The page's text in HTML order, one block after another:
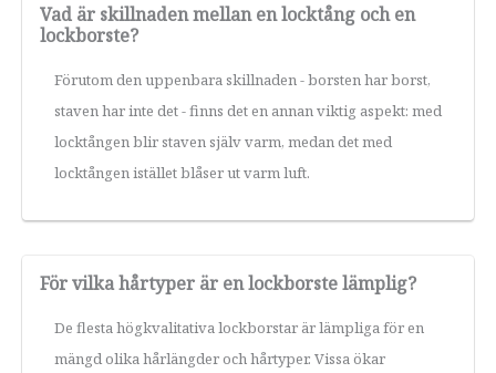
Vad är skillnaden mellan en locktång och en
lockborste?
Förutom den uppenbara skillnaden - borsten har borst,
staven har inte det - finns det en annan viktig aspekt: med
locktången blir staven själv varm, medan det med
locktången istället blåser ut varm luft.
För vilka hårtyper är en lockborste lämplig?
De flesta högkvalitativa lockborstar är lämpliga för en
mängd olika hårlängder och hårtyper. Vissa ökar